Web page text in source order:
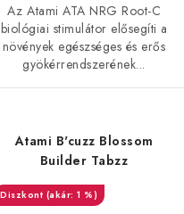
Az Atami ATA NRG Root-C
biológiai stimulátor elősegíti a
növények egészséges és erős
gyökérrendszerének...
Atami B'cuzz Blossom
Builder Tabzz
(akár: 1 %)